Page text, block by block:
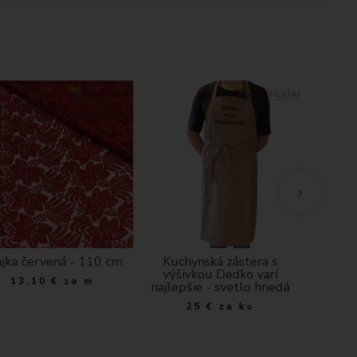
červená - 110 cm
13.10 € za m
Kuchynská zástera s
výšivkou Dedko varí
najlepšie - svetlo hnedá
25 € za ks